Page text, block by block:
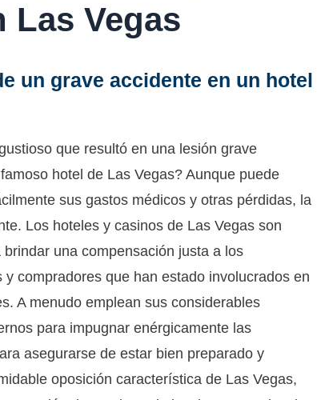
Las Vegas
un grave accidente en un hotel
que resultó en una lesión grave
hotel de Las Vegas? Aunque puede
sus gastos médicos y otras pérdidas, la
Los hoteles y casinos de Las Vegas son
una compensación justa a los
compradores que han estado involucrados en
A menudo emplean sus considerables
para impugnar enérgicamente las
asegurarse de estar bien preparado y
oposición característica de Las Vegas,